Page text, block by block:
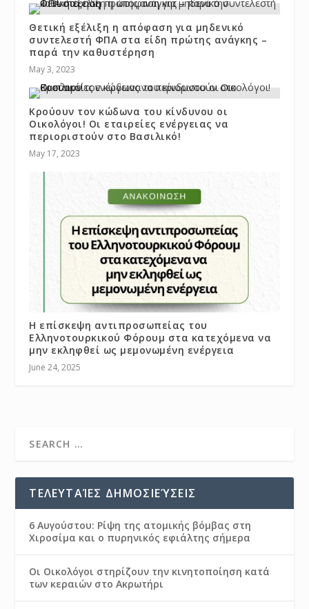
Θετική εξέλιξη η απόφαση για μηδενικό
συντελεστή ΦΠΑ στα είδη πρώτης ανάγκης –
παρά την καθυστέρηση
May 3, 2023
Κρούουν τον κώδωνα του κίνδυνου οι
Οικολόγοι! Οι εταιρείες ενέργειας να
περιοριστούν στο Βασιλικό!
May 17, 2023
H επίσκεψη αντιπροσωπείας του
Ελληνοτουρκικού Φόρουμ στα κατεχόμενα να
μην εκληφθεί ως μεμονωμένη ενέργεια
June 24, 2025
ΤΕΛΕΥΤΑΊΕΣ ΔΗΜΟΣΙΕΎΣΕΙΣ
6 Αυγούστου: Ρίψη της ατομικής βόμβας στη
Χιροσίμα και ο πυρηνικός εφιάλτης σήμερα
Οι Οικολόγοι στηρίζουν την κινητοποίηση κατά
των κεραιών στο Ακρωτήρι